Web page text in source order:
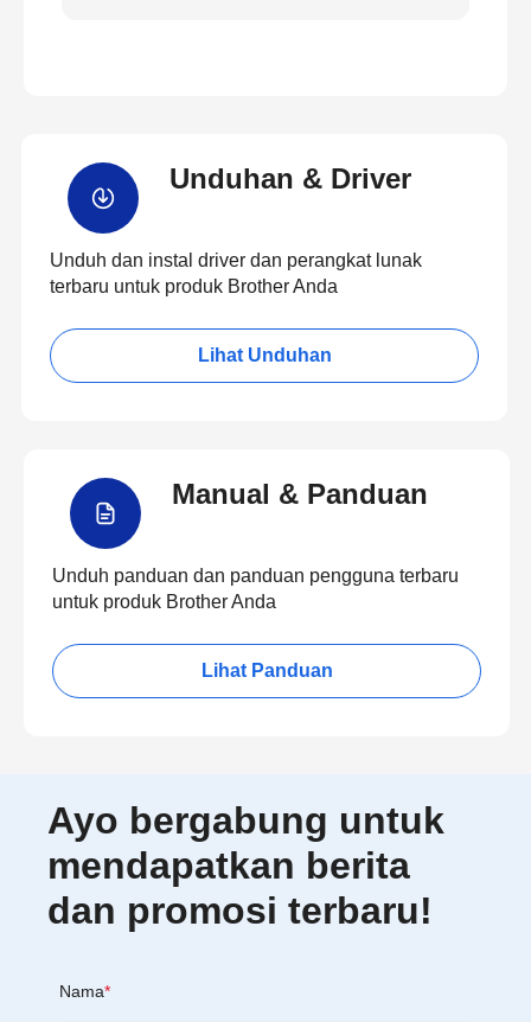
Unduhan & Driver
Unduh dan instal driver dan perangkat lunak
terbaru untuk produk Brother Anda
Lihat Unduhan
Manual & Panduan
Unduh panduan dan panduan pengguna terbaru
untuk produk Brother Anda
Lihat Panduan
Ayo bergabung untuk
mendapatkan berita
dan promosi terbaru!
Nama*